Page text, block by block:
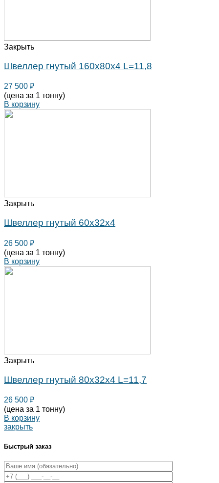
Закрыть
Швеллер гнутый 160х80х4 L=11,8
27 500 ₽
(цена за 1 тонну)
В корзину
Закрыть
Швеллер гнутый 60х32х4
26 500 ₽
(цена за 1 тонну)
В корзину
Закрыть
Швеллер гнутый 80х32х4 L=11,7
26 500 ₽
(цена за 1 тонну)
В корзину
закрыть
Быстрый заказ